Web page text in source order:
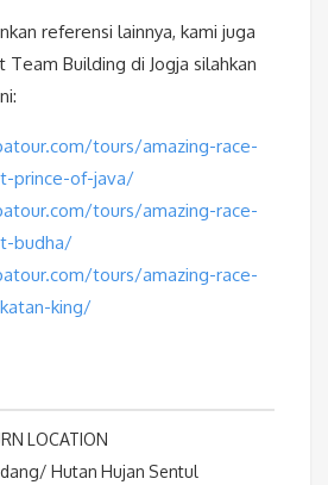
referensi lainnya, kami juga
Building di Jogja silahkan
tours/amazing-race-
prince-of-java/
tours/amazing-race-
budha/
tours/amazing-race-
king/
LOCATION
Hutan Hujan Sentul